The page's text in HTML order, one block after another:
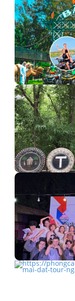
Tour Trung
Check-
Đăk Lăk có
Kỉ Niệm Famtrip